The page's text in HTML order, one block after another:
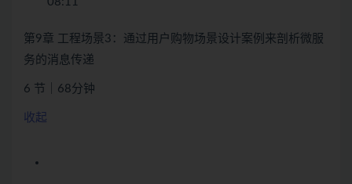
第9章 工程场景3：通过用户购物场景设计案例来剖析微服
务的消息传递
6 节｜68分钟
收起